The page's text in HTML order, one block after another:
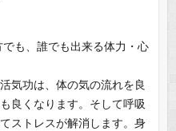
も、誰でも出来る体力・心
気功は、体の気の流れを良
良くなります。そして呼吸
ストレスが解消します。身